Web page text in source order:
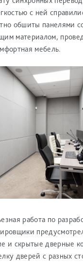
с ней
обшиты панелями
материалом,
мебель.
работа по
и скрытые дверные
дверей с разных